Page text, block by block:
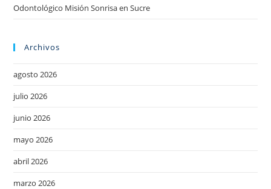
Odontológico Misión Sonrisa en Sucre
Archivos
agosto 2026
julio 2026
junio 2026
mayo 2026
abril 2026
marzo 2026